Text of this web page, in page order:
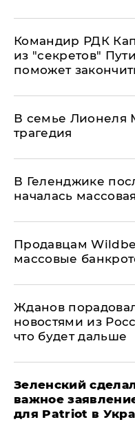
Командир РДК
из "секретов"
поможет
В семье Лионеля
трагедия
В Геленджике
началась
Продавцам
массовые
Жданов
новостями из
что будет дальше
Зеленский
важное
для Patriot в